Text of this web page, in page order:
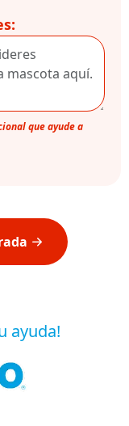
que ayude a
ayuda!